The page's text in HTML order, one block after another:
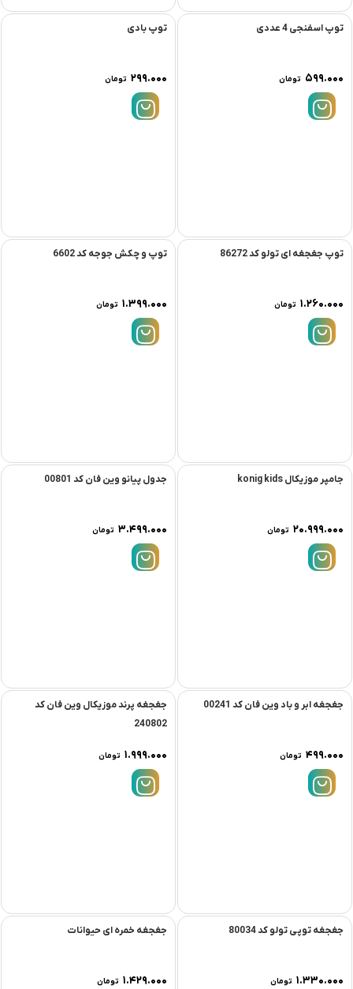
توپ اسفنجی 4 عددی
۵۹۹.۰۰۰ تومان
توپ بادی
۲۹۹.۰۰۰ تومان
توپ جغجغه ای تولو کد 86272
۱.۲۶۰.۰۰۰ تومان
توپ و چکش جوجه کد 6602
۱.۳۹۹.۰۰۰ تومان
جامپر موزیکال konig kids
۲۰.۹۹۹.۰۰۰ تومان
جدول پیانو وین فان کد 00801
۳.۴۹۹.۰۰۰ تومان
جغجغه ابر و باد وین فان کد 00241
۴۹۹.۰۰۰ تومان
جغجغه پرند موزیکال وین فان کد
240802
۱.۹۹۹.۰۰۰ تومان
جغجغه توپی تولو کد 80034
۱.۳۳۰.۰۰۰ تومان
جغجغه خمره ای حیوانات
۱.۴۲۹.۰۰۰ تومان